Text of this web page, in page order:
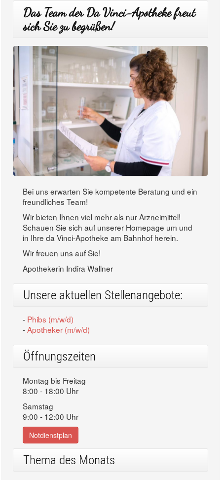
Das Team der Da Vinci-Apotheke freut
sich Sie zu begrüßen!
Bei uns erwarten Sie kompetente Beratung und ein
freundliches Team!
Wir bieten Ihnen viel mehr als nur Arzneimittel!
Schauen Sie sich auf unserer Homepage um und
in Ihre da Vinci-Apotheke am Bahnhof herein.
Wir freuen uns auf Sie!
Apothekerin Indira Wallner
Unsere aktuellen Stellenangebote:
- Phibs (m/w/d)
-Apotheker (m/w/d)
Öffnungszeiten
Montag bis Freitag
8:00 - 18:00 Uhr
Samstag
9:00 - 12:00 Uhr
Notdienstplan
Thema des Monats